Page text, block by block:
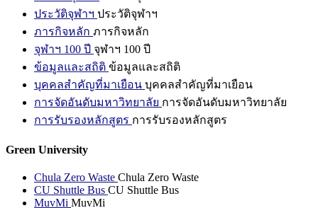
ประวัติจุฬาฯ ประวัติจุฬาฯ
ภารกิจหลัก ภารกิจหลัก
จุฬาฯ 100 ปี จุฬาฯ 100 ปี
ข้อมูลและสถิติ ข้อมูลและสถิติ
บุคคลสำคัญที่มาเยือน บุคคลสำคัญที่มาเยือน
การจัดอันดับมหาวิทยาลัย การจัดอันดับมหาวิทยาลัย
การรับรองหลักสูตร การรับรองหลักสูตร
Green University
Chula Zero Waste Chula Zero Waste
CU Shuttle Bus CU Shuttle Bus
MuvMi MuvMi